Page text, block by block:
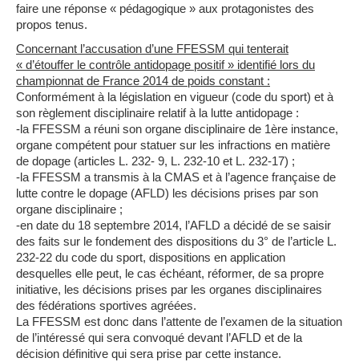
faire une réponse « pédagogique » aux protagonistes des
propos tenus.
Concernant l’accusation d’une FFESSM qui tenterait
« d’étouffer le contrôle antidopage positif » identifié lors du
championnat de France 2014 de poids constant :
Conformément à la législation en vigueur (code du sport) et à
son règlement disciplinaire relatif à la lutte antidopage :
-la FFESSM a réuni son organe disciplinaire de 1ère instance,
organe compétent pour statuer sur les infractions en matière
de dopage (articles L. 232- 9, L. 232-10 et L. 232-17) ;
-la FFESSM a transmis à la CMAS et à l’agence française de
lutte contre le dopage (AFLD) les décisions prises par son
organe disciplinaire ;
-en date du 18 septembre 2014, l’AFLD a décidé de se saisir
des faits sur le fondement des dispositions du 3° de l’article L.
232-22 du code du sport, dispositions en application
desquelles elle peut, le cas échéant, réformer, de sa propre
initiative, les décisions prises par les organes disciplinaires
des fédérations sportives agréées.
La FFESSM est donc dans l’attente de l’examen de la situation
de l’intéressé qui sera convoqué devant l’AFLD et de la
décision définitive qui sera prise par cette instance.